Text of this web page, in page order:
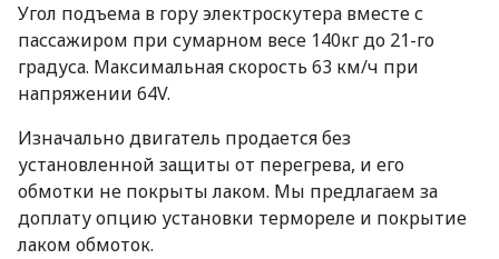
Угол подъема в гору электроскутера вместе с
пассажиром при сумарном весе 140кг до 21-го
градуса. Максимальная скорость 63 км/ч при
напряжении 64V.
Изначально двигатель продается без
установленной защиты от перегрева, и его
обмотки не покрыты лаком. Мы предлагаем за
доплату опцию установки термореле и покрытие
лаком обмоток.